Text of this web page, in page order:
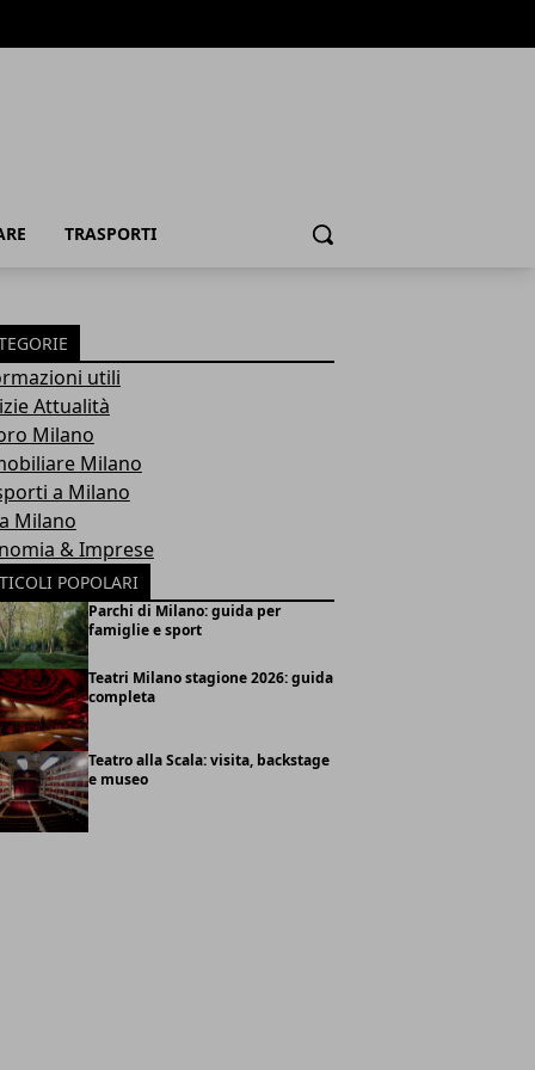
TRASPORTI Cerca
utili
Attualità
Milano
Milano
a Milano
Milano
& Imprese
POPOLARI
Parchi di Milano: guida per
famiglie e sport
Teatri Milano stagione 2026: guida
completa
Teatro alla Scala: visita, backstage
e museo